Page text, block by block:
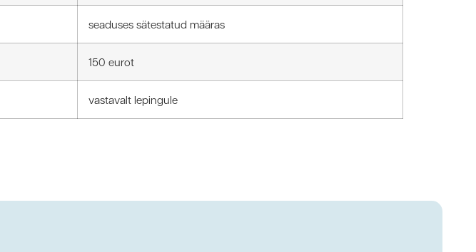
seaduses sätestatud määras
150 eurot
vastavalt lepingule